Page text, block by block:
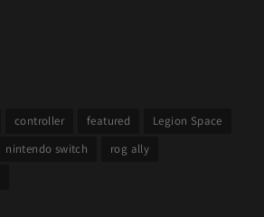
controller featured
Legion Space
nintendo switch
rog ally